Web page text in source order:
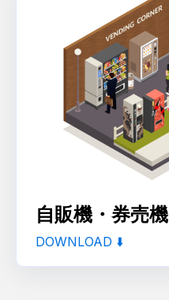
自販機・券売機
DOWNLOAD ⬇️